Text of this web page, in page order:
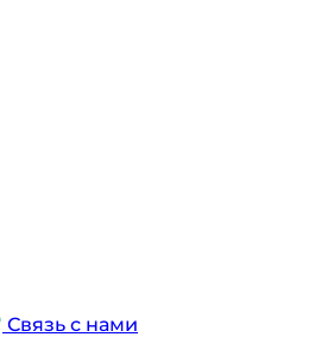
Связь с нами